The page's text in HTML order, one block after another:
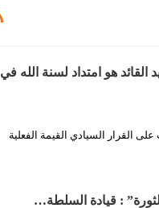
هو امتداد لسنة الله في
القرار السيادي القيمة الفعلية
: قيادة السلطة…